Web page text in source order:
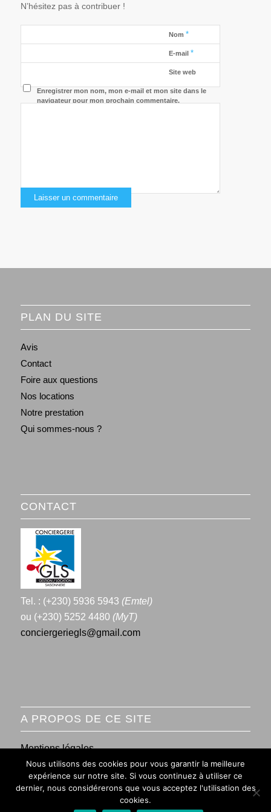
N’hésitez pas à contribuer !
Nom *
E-mail *
Site web
Enregistrer mon nom, mon e-mail et mon site dans le
navigateur pour mon prochain commentaire.
PLAN DU SITE
Avis
Contact
Foire aux questions
Nos locations
Notre prestation
Qui sommes-nous ?
CONTACT
Tel. : (+230) 5936 5943 (Emtel)
ou (+230) 5252 4480 (MyT)
conciergeriegls@gmail.com
A PROPOS DE CE SITE
Mentions légales
Conditions générales de vente
Nous utilisons des cookies pour vous garantir la meilleure
expérience sur notre site. Si vous continuez à utiliser ce
dernier, nous considérerons que vous acceptez l'utilisation des
cookies.